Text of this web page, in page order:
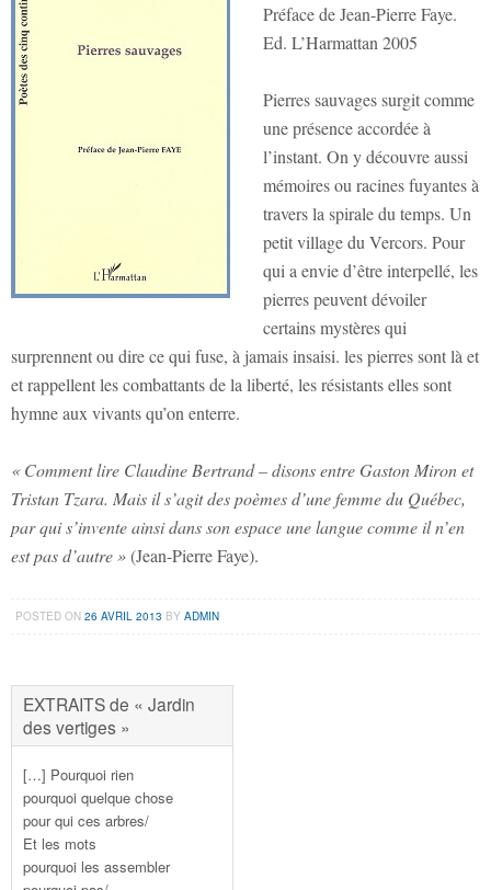
Préface de Jean-Pierre Faye.
Ed. L’Harmattan 2005
Pierres sauvages surgit comme
une présence accordée à
l’instant. On y découvre aussi
mémoires ou racines fuyantes à
travers la spirale du temps. Un
petit village du Vercors. Pour
qui a envie d’être interpellé, les
pierres peuvent dévoiler
certains mystères qui
surprennent ou dire ce qui fuse, à jamais insaisi. les pierres sont là et
et rappellent les combattants de la liberté, les résistants elles sont
hymne aux vivants qu’on enterre.
« Comment lire Claudine Bertrand – disons entre Gaston Miron et
Tristan Tzara. Mais il s’agit des poèmes d’une femme du Québec,
par qui s’invente ainsi dans son espace une langue comme il n’en
est pas d’autre »(Jean-Pierre Faye).
POSTED ON26 AVRIL 2013 BYADMIN
EXTRAITS de « Jardin
des vertiges »
[…] Pourquoi rien
pourquoi quelque chose
pour qui ces arbres/
Et les mots
pourquoi les assembler